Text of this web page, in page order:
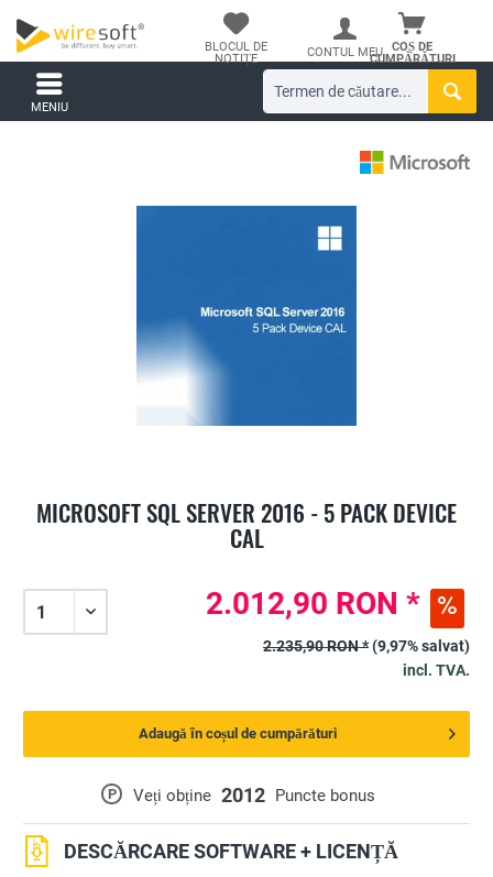
COȘ DE
CUMPĂRĂTURI
BLOCUL DE
NOTIȚE
CONTUL MEU
MENIU
MICROSOFT SQL SERVER 2016 - 5 PACK DEVICE
CAL
P Veți obține 2012 Puncte bonus
DESCĂRCARE SOFTWARE + LICENȚĂ
2.012,90 RON *
2.235,90 RON *(9,97% salvat)
incl. TVA.
Adaugă în coșul de cumpărături